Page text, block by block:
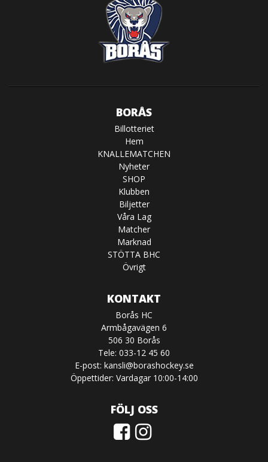
BORÅS
Billotteriet
Hem
KNALLEMATCHEN
Nyheter
SHOP
Klubben
Biljetter
Våra Lag
Matcher
Marknad
STÖTTA BHC
Övrigt
KONTAKT
Borås HC
Armbågavägen 6
506 30 Borås
Tele: 033-12 45 60
E-post: kansli@borashockey.se
Öppettider: Vardagar 10:00-14:00
FÖLJ OSS